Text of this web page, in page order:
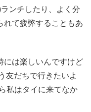
ンチしたり、よく分
れて疲弊することもあ
には楽しいんですけど
友だちで行きたいよ
はタイに来てなか